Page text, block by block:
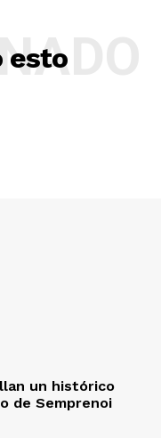
esto
un histórico
de Semprenoi